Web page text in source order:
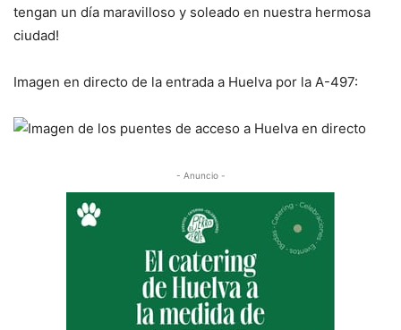
tengan un día maravilloso y soleado en nuestra hermosa
ciudad!
Imagen en directo de la entrada a Huelva por la A-497:
- Anuncio -